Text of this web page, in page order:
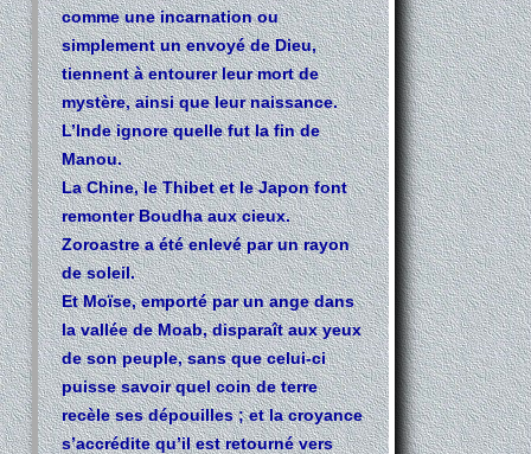
comme une incarnation ou
simplement un envoyé de Dieu,
tiennent à entourer leur mort de
mystère, ainsi que leur naissance.
L’lnde ignore quelle fut la fin de
Manou.
La Chine, le Thibet et le Japon font
remonter Boudha aux cieux.
Zoroastre a été enlevé par un rayon
de soleil.
Et Moïse, emporté par un ange dans
la vallée de Moab, disparaît aux yeux
de son peuple, sans que celui-ci
puisse savoir quel coin de terre
recèle ses dépouilles ; et la croyance
s’accrédite qu’il est retourné vers